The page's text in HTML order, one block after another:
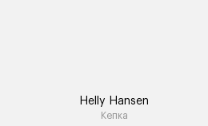
Helly Hansen
Кепка